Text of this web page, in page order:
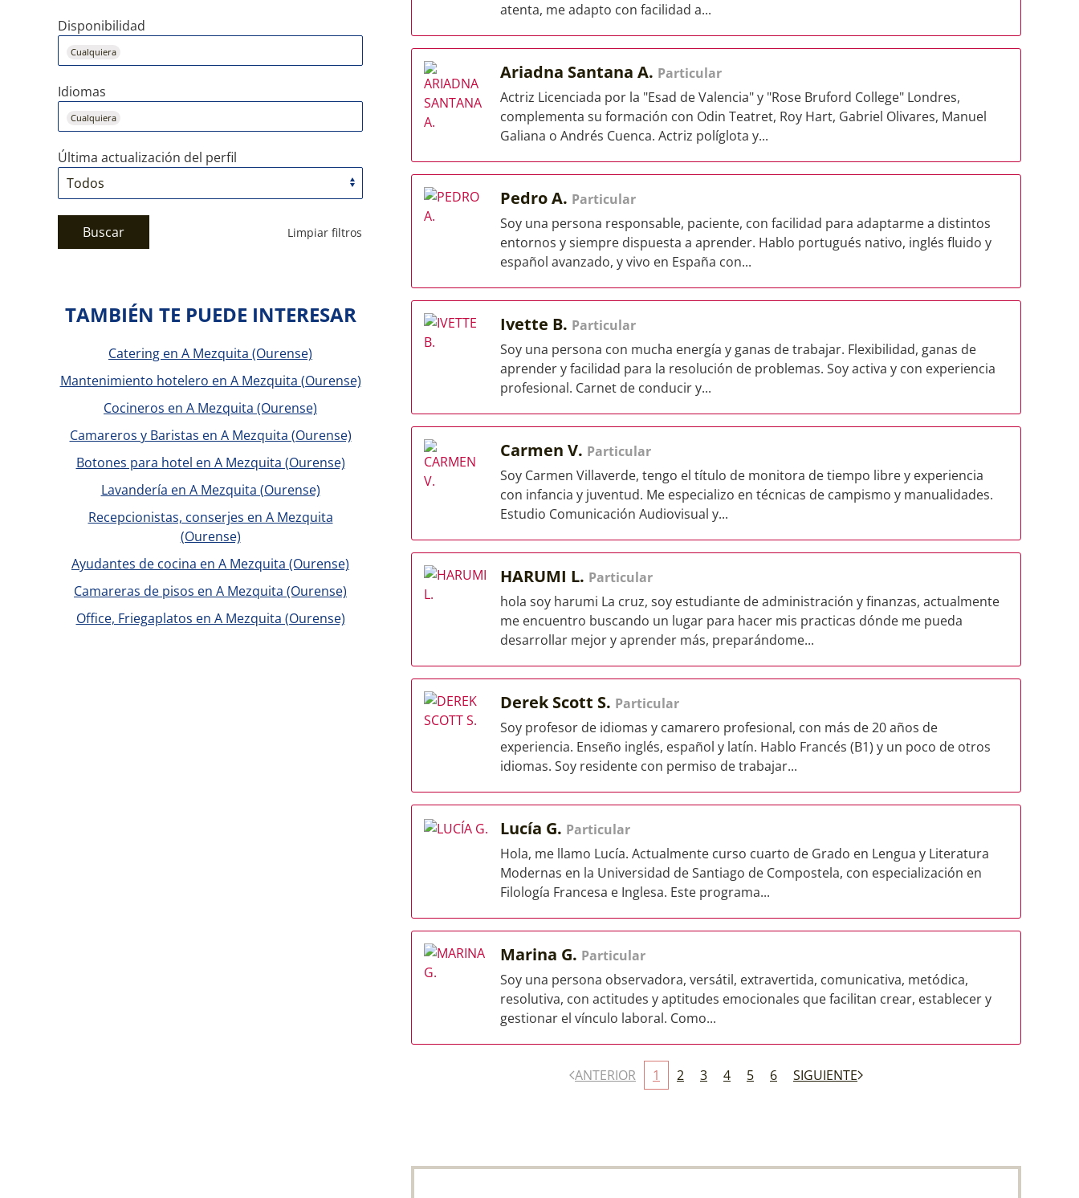
Disponibilidad
Cualquiera
Idiomas
Cualquiera
Última actualización del perfil
Buscar Limpiar filtros
atenta, me adapto con facilidad a...
Ariadna Santana A. Particular
Actriz Licenciada por la "Esad de Valencia" y "Rose Bruford College" Londres,
complementa su formación con Odin Teatret, Roy Hart, Gabriel Olivares, Manuel
Galiana o Andrés Cuenca. Actriz políglota y...
Pedro A. Particular
Soy una persona responsable, paciente, con facilidad para adaptarme a distintos
entornos y siempre dispuesta a aprender. Hablo portugués nativo, inglés fluido y
español avanzado, y vivo en España con...
Ivette B. Particular
Soy una persona con mucha energía y ganas de trabajar. Flexibilidad, ganas de
aprender y facilidad para la resolución de problemas. Soy activa y con experiencia
profesional. Carnet de conducir y...
Carmen V. Particular
Soy Carmen Villaverde, tengo el título de monitora de tiempo libre y experiencia
con infancia y juventud. Me especializo en técnicas de campismo y manualidades.
Estudio Comunicación Audiovisual y...
HARUMI L. Particular
hola soy harumi La cruz, soy estudiante de administración y finanzas, actualmente
me encuentro buscando un lugar para hacer mis practicas dónde me pueda
desarrollar mejor y aprender más, preparándome...
Derek Scott S. Particular
Soy profesor de idiomas y camarero profesional, con más de 20 años de
experiencia. Enseño inglés, español y latín. Hablo Francés (B1) y un poco de otros
idiomas. Soy residente con permiso de trabajar...
Lucía G. Particular
Hola, me llamo Lucía. Actualmente curso cuarto de Grado en Lengua y Literatura
Modernas en la Universidad de Santiago de Compostela, con especialización en
Filología Francesa e Inglesa. Este programa...
Marina G. Particular
Soy una persona observadora, versátil, extravertida, comunicativa, metódica,
resolutiva, con actitudes y aptitudes emocionales que facilitan crear, establecer y
gestionar el vínculo laboral. Como...
ANTERIOR 1 2 3 4 5 6 SIGUIENTE
TAMBIÉN TE PUEDE INTERESAR
Catering en A Mezquita (Ourense)
Mantenimiento hotelero en A Mezquita (Ourense)
Cocineros en A Mezquita (Ourense)
Camareros y Baristas en A Mezquita (Ourense)
Botones para hotel en A Mezquita (Ourense)
Lavandería en A Mezquita (Ourense)
Recepcionistas, conserjes en A Mezquita
(Ourense)
Ayudantes de cocina en A Mezquita (Ourense)
Camareras de pisos en A Mezquita (Ourense)
Office, Friegaplatos en A Mezquita (Ourense)